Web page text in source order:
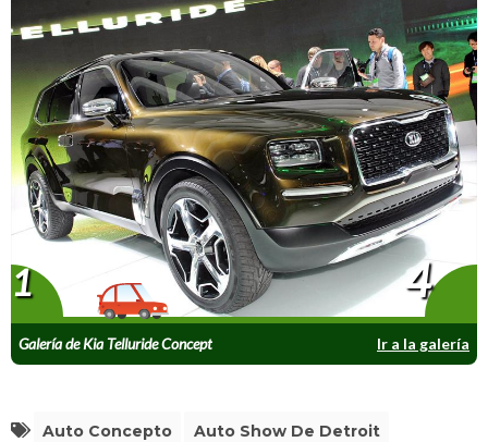
Galería de Kia Telluride Concept Ir a la galería
1 4
Auto Concepto Auto Show De Detroit